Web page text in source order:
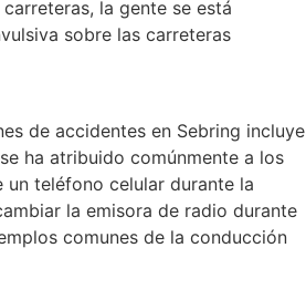
la gente se está
sobre las carreteras
de accidentes en Sebring incluye
ha atribuido comúnmente a los
teléfono celular durante la
la emisora de radio durante
comunes de la conducción